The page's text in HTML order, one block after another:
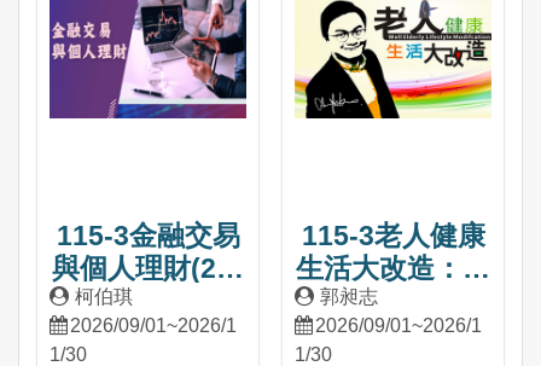
115-3金融交易
與個人理財(2學
分)
柯伯琪
2026/09/01~2026/1
1/30
115-3老人健康
生活大改造：職
能科學之生活應
用(2學分)
郭昶志
2026/09/01~2026/1
1/30